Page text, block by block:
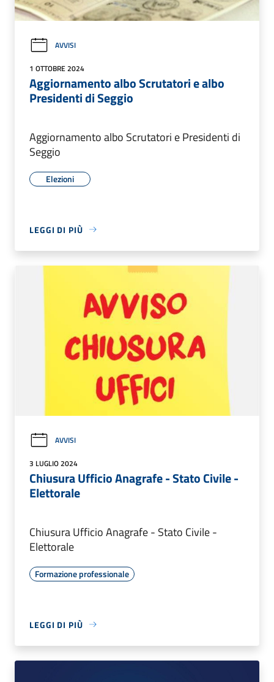
AVVISI
1 OTTOBRE 2024
Aggiornamento albo Scrutatori e albo
Presidenti di Seggio
Aggiornamento albo Scrutatori e Presidenti di
Seggio
Elezioni
LEGGI DI PIÙ
AVVISI
3 LUGLIO 2024
Chiusura Ufficio Anagrafe - Stato Civile -
Elettorale
Chiusura Ufficio Anagrafe - Stato Civile -
Elettorale
Formazione professionale
LEGGI DI PIÙ